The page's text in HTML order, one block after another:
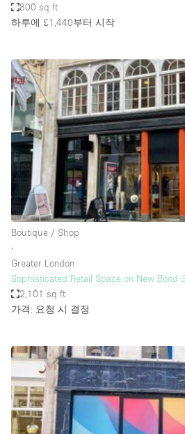
Warehouse
공간 기능
Air Conditioning
Animals Friendly
Bar
Bathroom
Car Display
Concierge
Counters
Daylight
Electricity
Elevator
Furniture
Garden
Garment Rack
Ground Floor
800 sq ft
하루에 £1,440부터 시작
Boutique / Shop
∙
Greater London
Sophisticated Retail Space on New Bond
2,101 sq ft
가격: 요청 시 결정